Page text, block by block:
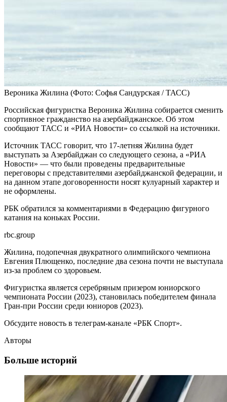
Вероника Жилина (Фото: Софья Сандурская / ТАСС)
Российская фигуристка Вероника Жилина собирается сменить
спортивное гражданство на азербайджанское. Об этом
сообщают ТАСС и «РИА Новости» со ссылкой на источники.
Источник ТАСС говорит, что 17-летняя Жилина будет
выступать за Азербайджан со следующего сезона, а «РИА
Новости» — что были проведены предварительные
переговоры с представителями азербайджанской федерации, и
на данном этапе договоренности носят кулуарный характер и
не оформлены.
РБК обратился за комментариями в Федерацию фигурного
катания на коньках России.
rbc.group
Жилина, подопечная двукратного олимпийского чемпиона
Евгения Плющенко, последние два сезона почти не выступала
из-за проблем со здоровьем.
Фигуристка является серебряным призером юниорского
чемпионата России (2023), становилась победителем финала
Гран-при России среди юниоров (2023).
Обсудите новость в телеграм-канале «РБК Спорт».
Авторы
Больше историй